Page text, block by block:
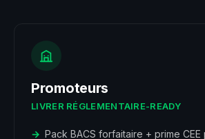
Promoteurs
LIVRER RÉGLEMENTAIRE-READY
Pack BACS forfaitaire + prime